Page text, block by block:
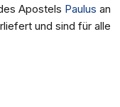
Apostels Paulus an
und sind für alle